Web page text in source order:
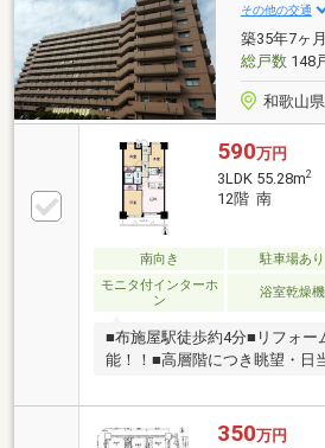
その他の交通
築35年7ヶ
総戸数148
和歌山
590万円
3LDK 55.28m2
12階 南
南向き 駐車場あり
モニタ付インターホ
ン
浴室乾燥機
■布施屋駅徒歩約4分■リフォー
能！！■高層階につき眺望・日
350万円